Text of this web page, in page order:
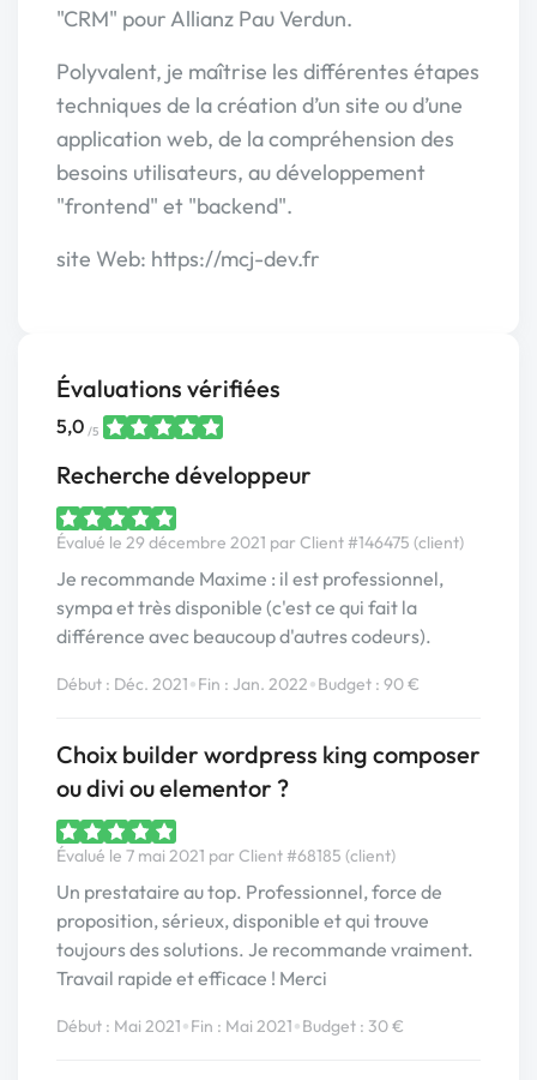
"CRM" pour Allianz Pau Verdun.
Polyvalent, je maîtrise les différentes étapes
techniques de la création d’un site ou d’une
application web, de la compréhension des
besoins utilisateurs, au développement
"frontend" et "backend".
site Web: https://mcj-dev.fr
Évaluations vérifiées
5,0 /5
Recherche développeur
Évalué le 29 décembre 2021 par Client #146475 (client)
Je recommande Maxime : il est professionnel,
sympa et très disponible (c'est ce qui fait la
différence avec beaucoup d'autres codeurs).
Début : Déc. 2021•Fin : Jan. 2022•Budget : 90 €
Choix builder wordpress king composer
ou divi ou elementor ?
Évalué le 7 mai 2021 par Client #68185 (client)
Un prestataire au top. Professionnel, force de
proposition, sérieux, disponible et qui trouve
toujours des solutions. Je recommande vraiment.
Travail rapide et efficace ! Merci
Début : Mai 2021•Fin : Mai 2021•Budget : 30 €